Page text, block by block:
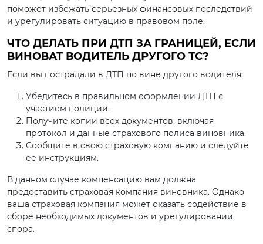
поможет избежать серьезных финансовых последствий
и урегулировать ситуацию в правовом поле.
ЧТО ДЕЛАТЬ ПРИ ДТП ЗА ГРАНИЦЕЙ, ЕСЛИ
ВИНОВАТ ВОДИТЕЛЬ ДРУГОГО ТС?
Если вы пострадали в ДТП по вине другого водителя:
Убедитесь в правильном оформлении ДТП с
участием полиции.
Получите копии всех документов, включая
протокол и данные страхового полиса виновника.
Сообщите в свою страховую компанию и следуйте
ее инструкциям.
В данном случае компенсацию вам должна
предоставить страховая компания виновника. Однако
ваша страховая компания может оказать содействие в
сборе необходимых документов и урегулировании
спора.